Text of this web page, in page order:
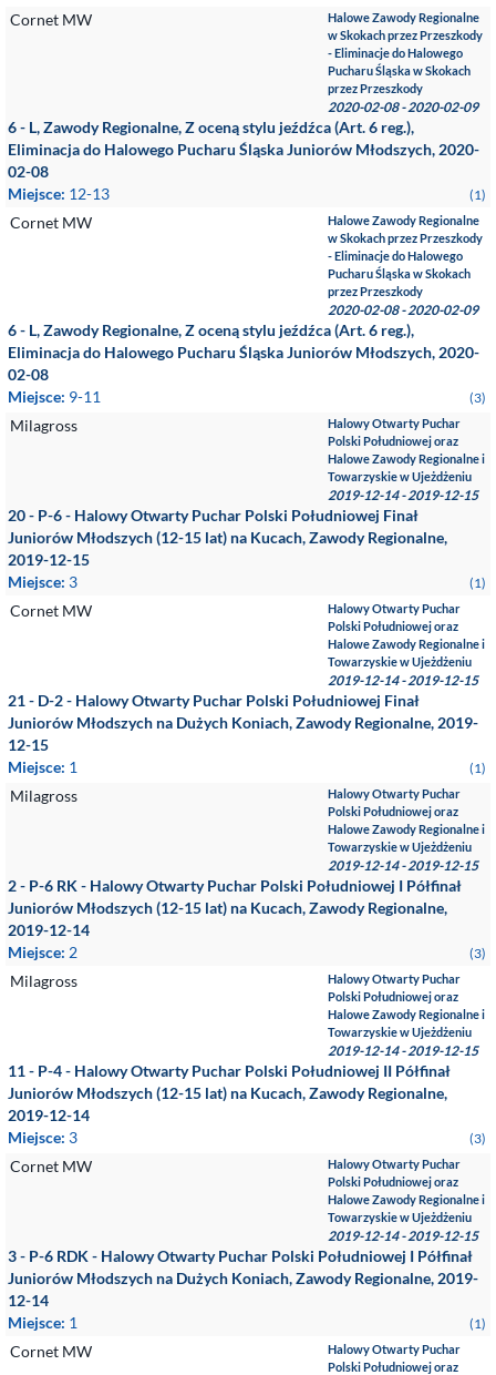
Cornet MW
Halowe Zawody Regionalne
w Skokach przez Przeszkody
- Eliminacje do Halowego
Pucharu Śląska w Skokach
przez Przeszkody
2020-02-08 - 2020-02-09
6 - L, Zawody Regionalne, Z oceną stylu jeźdźca (Art. 6 reg.),
Eliminacja do Halowego Pucharu Śląska Juniorów Młodszych, 2020-
02-08
Miejsce: 12-13 (1)
Cornet MW
Halowe Zawody Regionalne
w Skokach przez Przeszkody
- Eliminacje do Halowego
Pucharu Śląska w Skokach
przez Przeszkody
2020-02-08 - 2020-02-09
6 - L, Zawody Regionalne, Z oceną stylu jeźdźca (Art. 6 reg.),
Eliminacja do Halowego Pucharu Śląska Juniorów Młodszych, 2020-
02-08
Miejsce: 9-11 (3)
Milagross
Halowy Otwarty Puchar
Polski Południowej oraz
Halowe Zawody Regionalne i
Towarzyskie w Ujeżdżeniu
2019-12-14 - 2019-12-15
20 - P-6 - Halowy Otwarty Puchar Polski Południowej Finał
Juniorów Młodszych (12-15 lat) na Kucach, Zawody Regionalne,
2019-12-15
Miejsce: 3 (1)
Cornet MW
Halowy Otwarty Puchar
Polski Południowej oraz
Halowe Zawody Regionalne i
Towarzyskie w Ujeżdżeniu
2019-12-14 - 2019-12-15
21 - D-2 - Halowy Otwarty Puchar Polski Południowej Finał
Juniorów Młodszych na Dużych Koniach, Zawody Regionalne, 2019-
12-15
Miejsce: 1 (1)
Milagross
Halowy Otwarty Puchar
Polski Południowej oraz
Halowe Zawody Regionalne i
Towarzyskie w Ujeżdżeniu
2019-12-14 - 2019-12-15
2 - P-6 RK - Halowy Otwarty Puchar Polski Południowej I Półfinał
Juniorów Młodszych (12-15 lat) na Kucach, Zawody Regionalne,
2019-12-14
Miejsce: 2 (3)
Milagross
Halowy Otwarty Puchar
Polski Południowej oraz
Halowe Zawody Regionalne i
Towarzyskie w Ujeżdżeniu
2019-12-14 - 2019-12-15
11 - P-4 - Halowy Otwarty Puchar Polski Południowej II Półfinał
Juniorów Młodszych (12-15 lat) na Kucach, Zawody Regionalne,
2019-12-14
Miejsce: 3 (3)
Cornet MW
Halowy Otwarty Puchar
Polski Południowej oraz
Halowe Zawody Regionalne i
Towarzyskie w Ujeżdżeniu
2019-12-14 - 2019-12-15
3 - P-6 RDK - Halowy Otwarty Puchar Polski Południowej I Półfinał
Juniorów Młodszych na Dużych Koniach, Zawody Regionalne, 2019-
12-14
Miejsce: 1 (1)
Cornet MW
Halowy Otwarty Puchar
Polski Południowej oraz